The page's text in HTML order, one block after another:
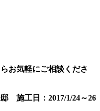
お気軽にご相談くださ
施工日：2017/1/24～26